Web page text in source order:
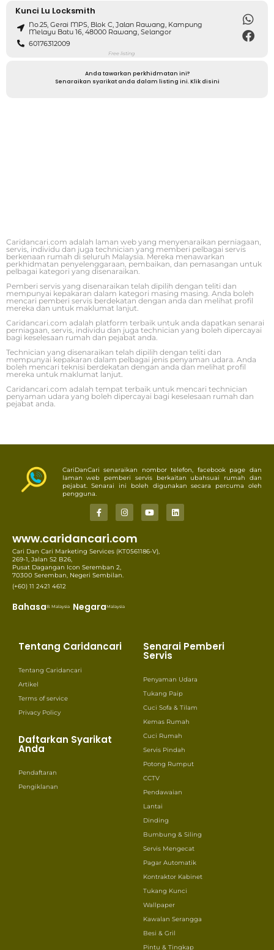
Kunci Lu Locksmith
No.25, Gerai MPS, Blok C, Jalan Rawang, Kampung
Melayu Batu 16, 48000 Rawang, Selangor
60176312009
Free listing
Anda tawarkan perkhidmatan ini?
Senaraikan syarikat anda dalam listing ini. Klik disini
Caridancari.com adalah laman web yang menyenaraikan perniagaan,
servis, individu dan juga technician yang memberi pelbagai servis
berkenaan rumah di seluruh Malaysia. Mereka menawarkan
perkhidmatan penyelenggaraan, pembaikan, dan pemasangan untuk
pelbagai kategori yang disenaraikan.
Pemberi servis yang disenaraikan telah dipilih dengan teliti dan
mempunyai kepakaran dalam kategori masing masing. Anda boleh
mencari pemberi servis berdekatan dengan anda dan melihat profil
mereka dan untuk maklumat lanjut.
Caridancari.com adalah platform terbaik untuk anda dapatkan senarai
perniagaan, servis, individu dan juga technician yang boleh dipercayai
bagi keselesaan rumah dan pejabat anda.
Technician yang disenaraikan telah dipilih dengan teliti dan
mempunyai kepakaran dalam pelbagai jenis penyaman udara. Anda
boleh mencari teknisi berdekatan dengan anda dan melihat profil
mereka untuk maklumat lanjut.
Caridancari.com adalah tempat terbaik untuk mencari technician
penyaman udara yang boleh dipercayai bagi keselesaan rumah dan
pejabat anda.
CariDanCari senaraikan nombor telefon, facebook page dan
laman web pemberi servis berkaitan ubahsuai rumah dan
pejabat. Senarai ini boleh digunakan secara percuma oleh
pengguna.
www.caridancari.com
Cari Dan Cari Marketing Services (KT0561186-V),
269-1, Jalan S2 B26,
Pusat Dagangan Icon Seremban 2,
70300 Seremban, Negeri Sembilan.
(+60) 11 2421 4612
BahasaB. Malaysia NegaraMalaysia
Tentang Caridancari
Tentang Caridancari
Artikel
Terms of service
Privacy Policy
Daftarkan Syarikat
Anda
Pendaftaran
Pengiklanan
Senarai Pemberi
Servis
Penyaman Udara
Tukang Paip
Cuci Sofa & Tilam
Kemas Rumah
Cuci Rumah
Servis Pindah
Potong Rumput
CCTV
Pendawaian
Lantai
Dinding
Bumbung & Siling
Servis Mengecat
Pagar Automatik
Kontraktor Kabinet
Tukang Kunci
Wallpaper
Kawalan Serangga
Besi & Gril
Pintu & Tingkap